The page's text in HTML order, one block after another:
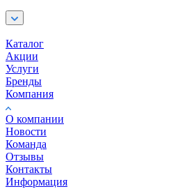
Каталог
Акции
Услуги
Бренды
Компания
О компании
Новости
Команда
Отзывы
Контакты
Информация